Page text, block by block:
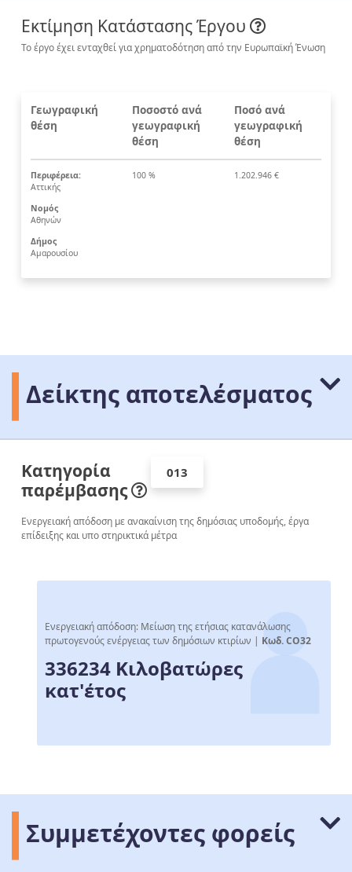
Εκτίμηση Κατάστασης Έργου
Το έργο έχει ενταχθεί για χρηματοδότηση από την Ευρωπαϊκή Ένωση
Γεωγραφική
θέση
Ποσοστό ανά
γεωγραφική
θέση
Ποσό ανά
γεωγραφική
θέση
Περιφέρεια:
Αττικής
Νομός
Αθηνών
Δήμος
Αμαρουσίου
100 % 1.202.946 €
Δείκτης αποτελέσματος
Κατηγορία
παρέμβασης
013
Ενεργειακή απόδοση με ανακαίνιση της δημόσιας υποδομής, έργα
επίδειξης και υπο­ στηρικτικά μέτρα
Ενεργειακή απόδοση: Μείωση της ετήσιας κατανάλωσης
πρωτογενούς ενέργειας των δημόσιων κτιρίων | Κωδ. CO32
336234 Κιλοβατώρες
κατ'έτος
Συμμετέχοντες φορείς